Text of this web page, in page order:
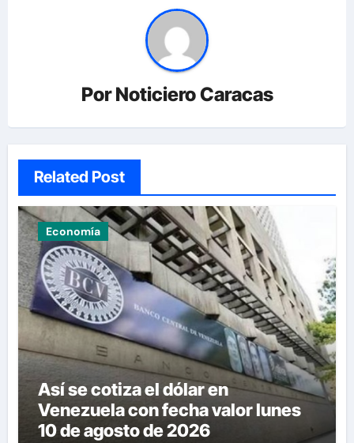
PorNoticiero Caracas
Related Post
Economía
Así se cotiza el dólar en
Venezuela con fecha valor lunes
10 de agosto de 2026